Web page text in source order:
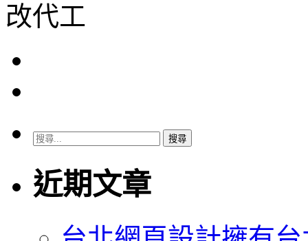
改代工
搜
關
鍵
近期文章